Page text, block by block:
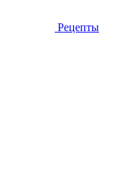
Рецепты